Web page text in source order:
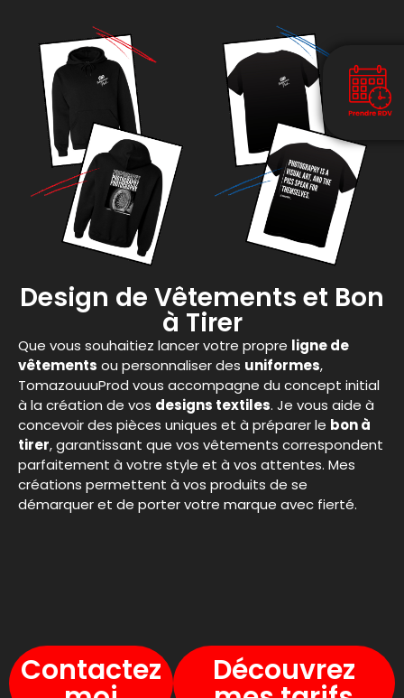
Design de Vêtements et Bon
à Tirer
Que vous souhaitiez lancer votre propre ligne de
vêtements ou personnaliser des uniformes,
TomazouuuProd vous accompagne du concept initial
à la création de vos designs textiles. Je vous aide à
concevoir des pièces uniques et à préparer le bon à
tirer, garantissant que vos vêtements correspondent
parfaitement à votre style et à vos attentes. Mes
créations permettent à vos produits de se
démarquer et de porter votre marque avec fierté.
Contactez Découvrez